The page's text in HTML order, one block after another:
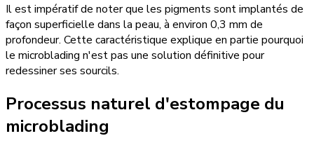
Il est impératif de noter que les pigments sont implantés de
façon superficielle dans la peau, à environ 0,3 mm de
profondeur. Cette caractéristique explique en partie pourquoi
le microblading n'est pas une solution définitive pour
redessiner ses sourcils.
Processus naturel d'estompage du
microblading